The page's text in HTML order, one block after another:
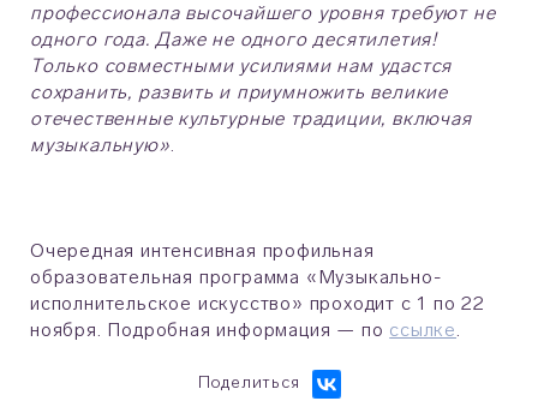
профессионала высочайшего уровня требуют не
одного года. Даже не одного десятилетия!
Только совместными усилиями нам удастся
сохранить, развить и приумножить великие
отечественные культурные традиции, включая
музыкальную».
Очередная интенсивная профильная
образовательная программа «Музыкально-
исполнительское искусство» проходит с 1 по 22
ноября. Подробная информация — по ссылке.
Поделиться